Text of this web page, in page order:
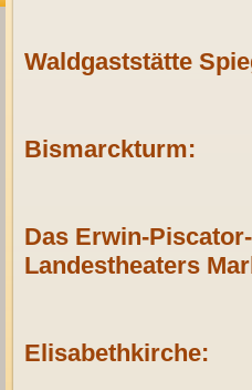
Waldgaststätte
Bismarckturm:
Das Erwin-
Landestheaters
Elisabethkirche: